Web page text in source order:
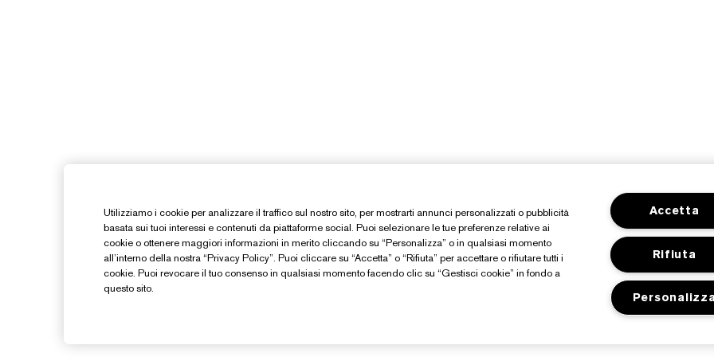
Utilizziamo i cookie per analizzare il traffico sul nostro sito, per mostrarti annunci personalizzati o pubblicità
basata sui tuoi interessi e contenuti da piattaforme social. Puoi selezionare le tue preferenze relative ai
cookie o ottenere maggiori informazioni in merito cliccando su “Personalizza” o in qualsiasi momento
all’interno della nostra “Privacy Policy”. Puoi cliccare su “Accetta” o “Rifiuta” per accettare o rifiutare tutti i
cookie. Puoi revocare il tuo consenso in qualsiasi momento facendo clic su “Gestisci cookie” in fondo a
questo sito.
Accetta
Rifiuta